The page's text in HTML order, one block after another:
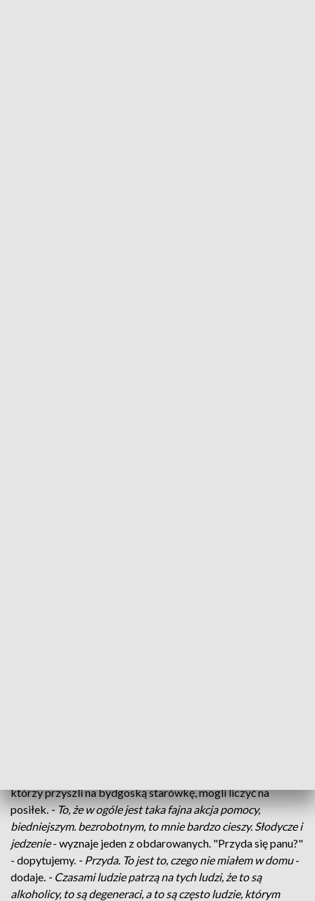
którzy przyszli na bydgoską starówkę, mogli liczyć na
posiłek.- To, że w ogóle jest taka fajna akcja pomocy,
biedniejszym. bezrobotnym, to mnie bardzo cieszy. Słodycze i
jedzenie- wyznaje jeden z obdarowanych. "Przyda się panu?"
- dopytujemy. - Przyda. To jest to, czego nie miałem w domu-
dodaje. - Czasami ludzie patrzą na tych ludzi, że to są
alkoholicy, to są degeneraci, a to są często ludzie, którym